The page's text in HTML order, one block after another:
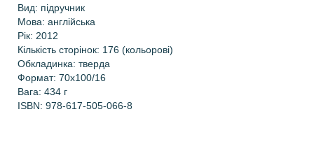
Вид: підручник
Мова: англійська
Рік: 2012
Кількість сторінок: 176 (кольорові)
Обкладинка: тверда
Формат: 70х100/16
Вага: 434 г
ISBN: 978-617-505-066-8